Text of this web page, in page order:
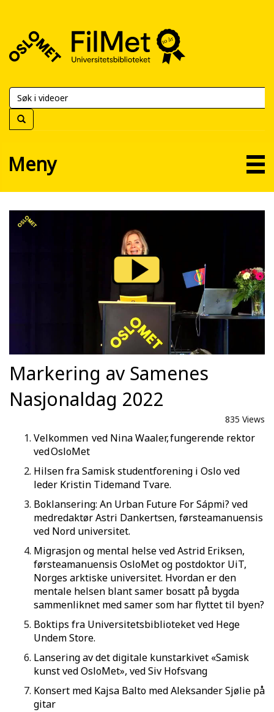
FilMet
Universitetsbiblioteket
Meny
Markering av Samenes
Nasjonaldag 2022
835 Views
Velkommen ved Nina Waaler, fungerende rektor
ved OsloMet
Hilsen fra Samisk studentforening i Oslo ved
leder Kristin Tidemand Tvare.
Boklansering: An Urban Future For Sápmi? ved
medredaktør Astri Dankertsen, førsteamanuensis
ved Nord universitet.
Migrasjon og mental helse ved Astrid Eriksen,
førsteamanuensis OsloMet og postdoktor UiT,
Norges arktiske universitet. Hvordan er den
mentale helsen blant samer bosatt på bygda
sammenliknet med samer som har flyttet til byen?
Boktips fra Universitetsbiblioteket ved Hege
Undem Store.
Lansering av det digitale kunstarkivet «Samisk
kunst ved OsloMet», ved Siv Hofsvang
Konsert med Kajsa Balto med Aleksander Sjølie på
gitar